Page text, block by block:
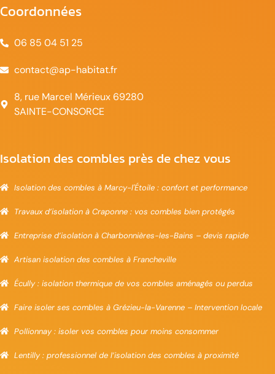
Coordonnées
06 85 04 51 25
contact@ap-habitat.fr
8, rue Marcel Mérieux 69280
SAINTE-CONSORCE
Isolation des combles près de chez vous
Isolation des combles à Marcy-l'Étoile : confort et performance
Travaux d’isolation à Craponne : vos combles bien protégés
Entreprise d’isolation à Charbonnières-les-Bains – devis rapide
Artisan isolation des combles à Francheville
Écully : isolation thermique de vos combles aménagés ou perdus
Faire isoler ses combles à Grézieu-la-Varenne – Intervention locale
Pollionnay : isoler vos combles pour moins consommer
Lentilly : professionnel de l’isolation des combles à proximité